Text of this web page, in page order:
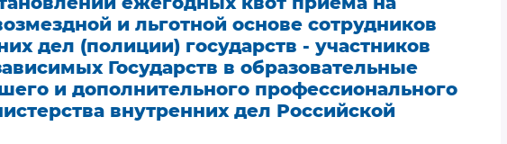
и льготной основе сотрудников
дел (полиции) государств - участников
Государств в образовательные
и дополнительного профессионального
внутренних дел Российской